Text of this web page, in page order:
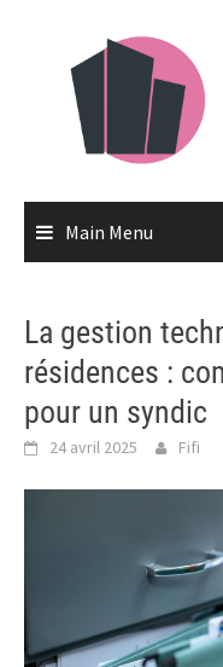
Main Menu
La gestion
résidences :
pour un syndic
24 avril 2025 Fifi